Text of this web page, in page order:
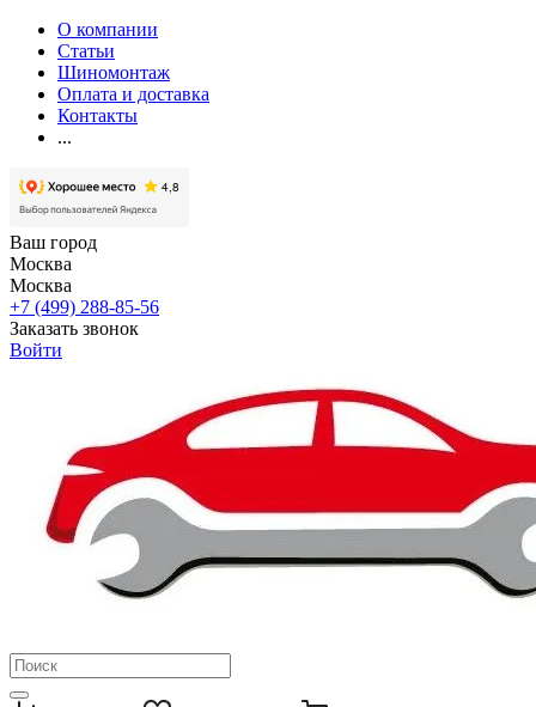
О компании
Статьи
Шиномонтаж
Оплата и доставка
Контакты
...
Ваш город
Москва
Москва
+7 (499) 288-85-56
Заказать звонок
Войти